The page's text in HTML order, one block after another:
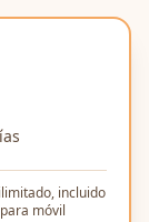
incluido
móvil